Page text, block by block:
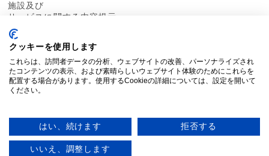
施設及び
サービスに関する内容提示
クッキーを使用します
これらは、訪問者データの分析、ウェブサイトの改善、パーソナライズされ
たコンテンツの表示、および素晴らしいウェブサイト体験のためにこれらを
配置する場合があります。使用するCookieの詳細については、設定を開いて
ください。
はい、続けます 拒否する
いいえ、調整します